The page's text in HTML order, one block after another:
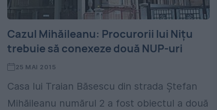
Cazul Mihăileanu: Procurorii lui Nițu
trebuie să conexeze două NUP-uri
25 MAI 2015
Casa lui Traian Băsescu din strada Ștefan
Mihăileanu numărul 2 a fost obiectul a două